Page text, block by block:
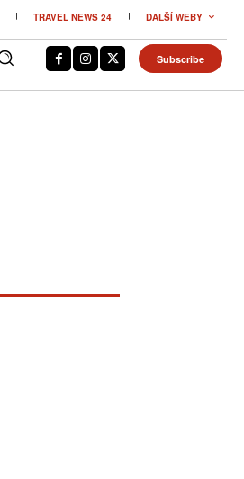
TRAVEL NEWS 24 DALŠÍ WEBY
Subscribe